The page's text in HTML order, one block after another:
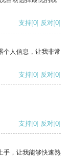
支持[0] 反对[0]
个人信息，让我非常
支持[0] 反对[0]
支持[0] 反对[0]
手，让我能够快速熟